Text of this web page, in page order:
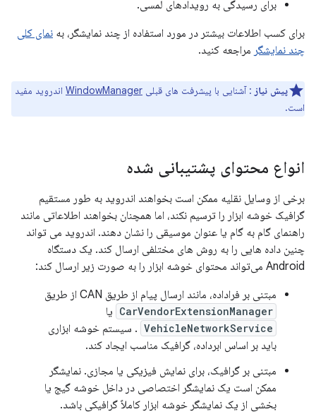
برای رسیدگی به رویدادهای لمسی.
برای کسب اطلاعات بیشتر در مورد استفاده از چند نمایشگر، به نمای کلی
چند نمایشگر مراجعه کنید.
پیش نیاز : آشنایی با پیشرفت های قبلی WindowManager اندروید مفید
است.
انواع محتوای پشتیبانی شده
برخی از وسایل نقلیه ممکن است بخواهند اندروید به طور مستقیم
گرافیک خوشه ابزار را ترسیم نکند، اما همچنان بخواهند اطلاعاتی مانند
راهنمای گام به گام یا عنوان موسیقی را نشان دهند. اندروید می تواند
چنین داده هایی را به روش های مختلفی ارسال کند. یک دستگاه
Android می‌تواند محتوای خوشه ابزار را به صورت زیر ارسال کند:
مبتنی بر فراداده، مانند ارسال پیام از طریق CAN از طریق
CarVendorExtensionManager یا
VehicleNetworkService . سیستم خوشه ابزاری
باید بر اساس ابرداده، گرافیک مناسب ایجاد کند.
مبتنی بر گرافیک، برای نمایش فیزیکی یا مجازی. نمایشگر
ممکن است یک نمایشگر اختصاصی در داخل خوشه گیج یا
بخشی از یک نمایشگر خوشه ابزار کاملاً گرافیکی باشد.